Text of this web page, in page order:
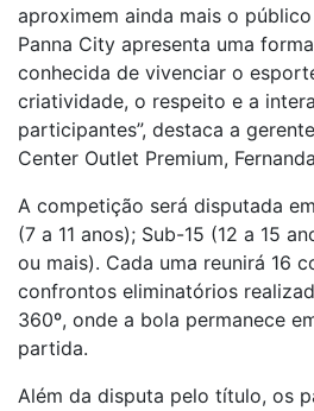
aproximem ainda mais o
Panna City apresenta uma
conhecida de vivenciar o
criatividade, o respeito e a
participantes”, destaca a
Center Outlet Premium,
A competição será disputada
(7 a 11 anos); Sub-15 (12 a 15
ou mais). Cada uma reunirá 16
confrontos eliminatórios
360º, onde a bola permanece
partida.
Além da disputa pelo título, os